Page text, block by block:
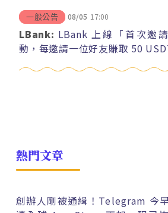
一般公告 08/05 17:00
LBank: LBank 上線「首次邀
動，每邀請一位好友賺取 50
熱門文章
創辦人剛被通緝！Telegram 今